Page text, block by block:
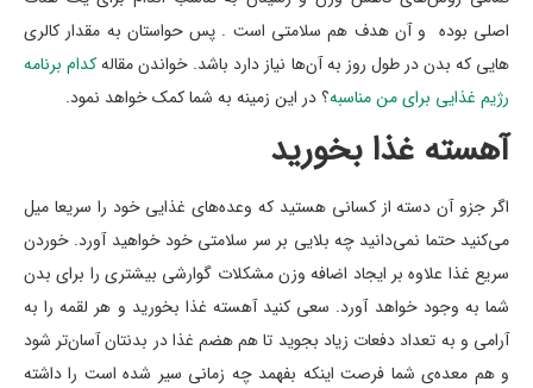
اصلی بوده و آن هدف هم سلامتی است . پس حواستان به مقدار کالری
هایی که بدن در طول روز به آن‌ها نیاز دارد باشد. خواندن مقالهکدام برنامه
رژیم غذایی برای من مناسبه؟ در این زمینه به شما کمک خواهد نمود.
آهسته غذا بخورید
اگر جزو آن دسته از کسانی هستید که وعده‌های غذایی خود را سریعا میل
می‌کنید حتما نمی‌دانید چه بلایی بر سر سلامتی خود خواهید آورد. خوردن
سریع غذا علاوه بر ایجاد اضافه وزن مشکلات گوارشی بیشتری را برای بدن
شما به وجود خواهد آورد. سعی کنید آهسته غذا بخورید و هر لقمه را به
آرامی و به تعداد دفعات زیاد بجوید تا هم هضم غذا در بدنتان آسان‌تر شود
و هم معده‌ی شما فرصت اینکه بفهمد چه زمانی سیر شده است را داشته